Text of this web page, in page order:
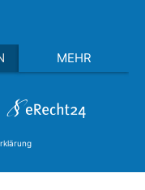
MEHR